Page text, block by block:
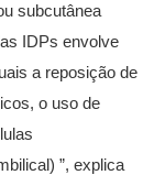
subcutânea
IDPs envolve
a reposição de
o uso de
”, explica